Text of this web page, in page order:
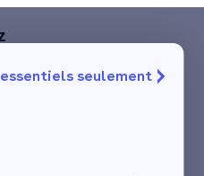
seulement